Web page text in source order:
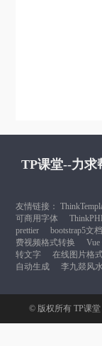
TP课堂--力求
友情链接：
可商用字体
prettier
bootstrap5文档
费视频格式转换
转文字
在线图片格
自动生成
李九燚风
© 版权所有 TP课堂